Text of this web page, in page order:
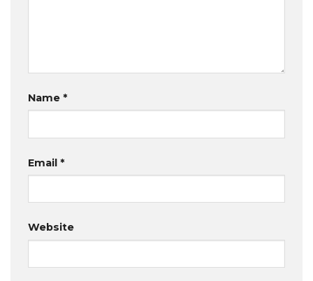
Name *
Email *
Website